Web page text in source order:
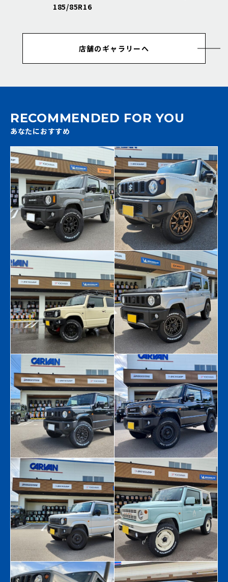
185/85R16
店舗のギャラリーへ
RECOMMENDED FOR YOU
あなたにおすすめ